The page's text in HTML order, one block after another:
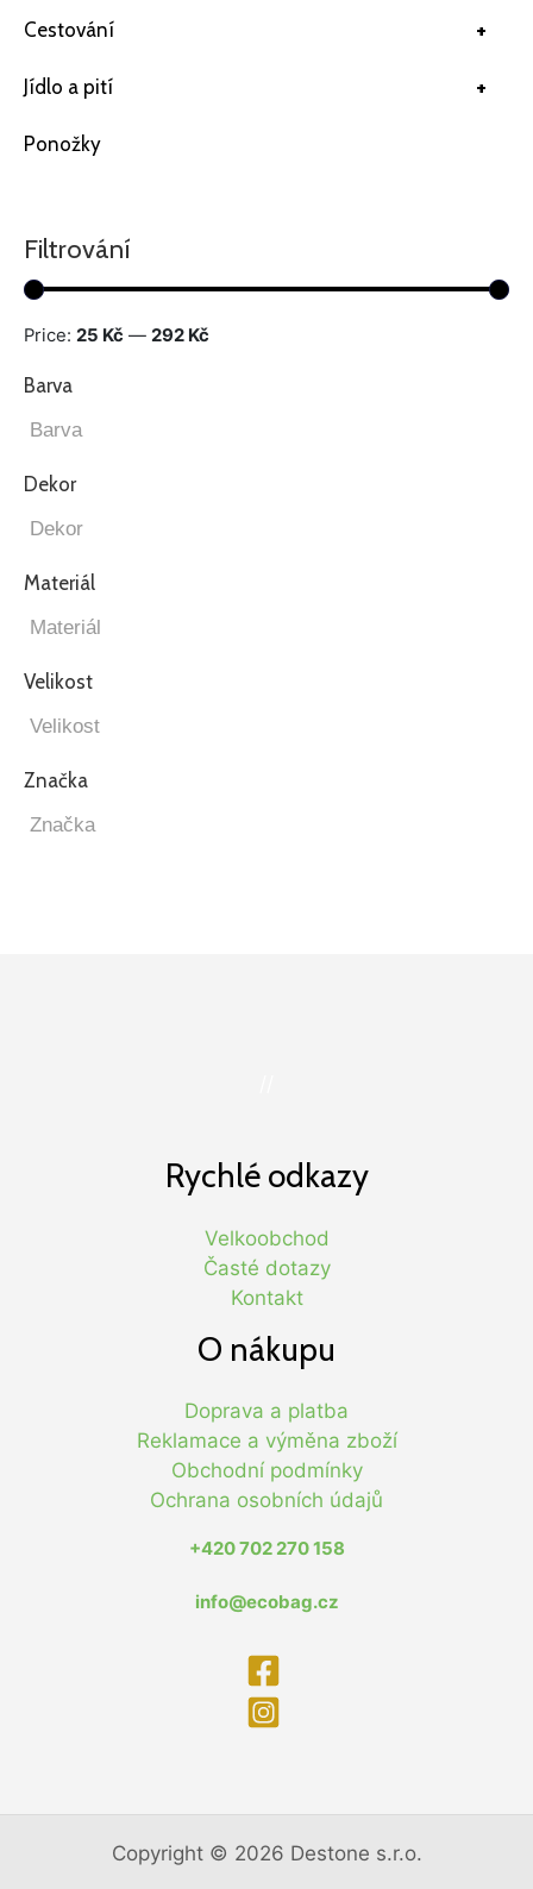
+
Cestování
+
Jídlo a pití
Ponožky
Filtrování
Price: 25 Kč — 292 Kč
Barva
Dekor
Materiál
Velikost
Značka
Rychlé odkazy
Velkoobchod
Časté dotazy
Kontakt
O nákupu
Doprava a platba
Reklamace a výměna zboží
Obchodní podmínky
Ochrana osobních údajů
+420 702 270 158
info@ecobag.cz
Copyright © 2026 Destone s.r.o.